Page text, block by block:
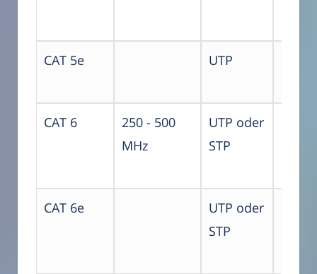
CAT 5e UTP
CAT 6
250 - 500
MHz
UTP oder
STP
CAT 6e
UTP oder
STP